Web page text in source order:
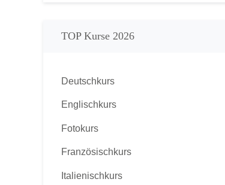
TOP Kurse 2026
Deutschkurs
Englischkurs
Fotokurs
Französischkurs
Italienischkurs